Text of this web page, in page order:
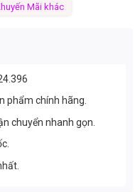
Mãi khác
phẩm chính hãng.
chuyển nhanh gọn.